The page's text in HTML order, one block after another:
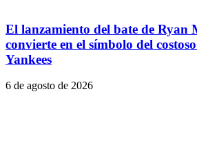
El lanzamiento del bate de Ryan
convierte en el símbolo del
Yankees
6 de agosto de 2026